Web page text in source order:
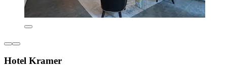
Hotel Kramer